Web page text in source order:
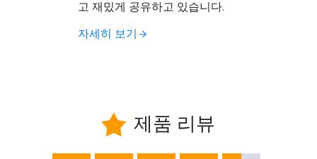
고 재밌게 공유하고 있습니다.
자세히 보기
 제품 리뷰